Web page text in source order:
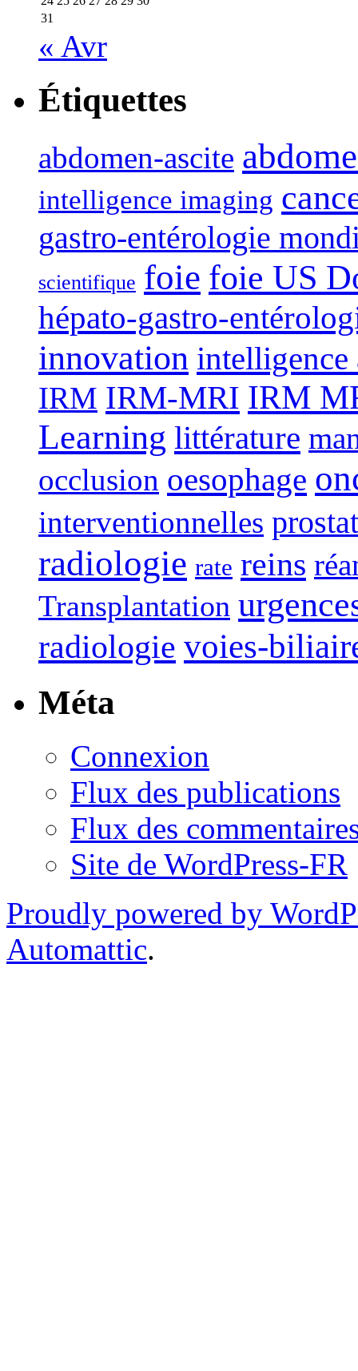
31
« Avr
Étiquettes
abdomen-ascite
intelligence imaging
gastro-entérologie
scientifique foie foie US
hépato-gastro-
innovation
IRM IRM-MRI IRM
Learning littérature
occlusion oesophage
interventionnelles
radiologie rate reins
Transplantation
radiologie voies-
Méta
Connexion
Flux des publications
Flux des
Site de WordPress-FR
Proudly powered by
Automattic.